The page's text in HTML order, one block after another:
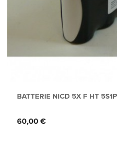
BATTERIE NICD 5X F HT
Prix
60,00 €